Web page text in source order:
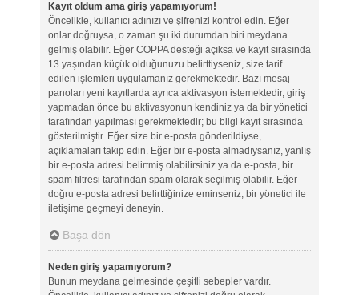
Kayıt oldum ama giriş yapamıyorum!
Öncelikle, kullanıcı adınızı ve şifrenizi kontrol edin. Eğer
onlar doğruysa, o zaman şu iki durumdan biri meydana
gelmiş olabilir. Eğer COPPA desteği açıksa ve kayıt sırasında
13 yaşından küçük olduğunuzu belirttiyseniz, size tarif
edilen işlemleri uygulamanız gerekmektedir. Bazı mesaj
panoları yeni kayıtlarda ayrıca aktivasyon istemektedir, giriş
yapmadan önce bu aktivasyonun kendiniz ya da bir yönetici
tarafından yapılması gerekmektedir; bu bilgi kayıt sırasında
gösterilmiştir. Eğer size bir e-posta gönderildiyse,
açıklamaları takip edin. Eğer bir e-posta almadıysanız, yanlış
bir e-posta adresi belirtmiş olabilirsiniz ya da e-posta, bir
spam filtresi tarafından spam olarak seçilmiş olabilir. Eğer
doğru e-posta adresi belirttiğinize eminseniz, bir yönetici ile
iletişime geçmeyi deneyin.
Başa dön
Neden giriş yapamıyorum?
Bunun meydana gelmesinde çeşitli sebepler vardır.